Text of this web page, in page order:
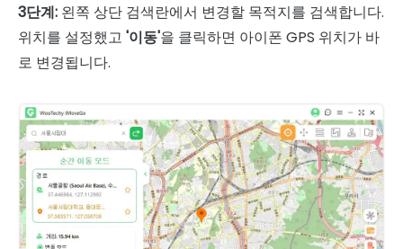
3단계: 왼쪽 상단 검색란에서 변경할 목적지를 검색합니다.
위치를 설정했고 '이동'을 클릭하면 아이폰 GPS 위치가 바
로 변경됩니다.